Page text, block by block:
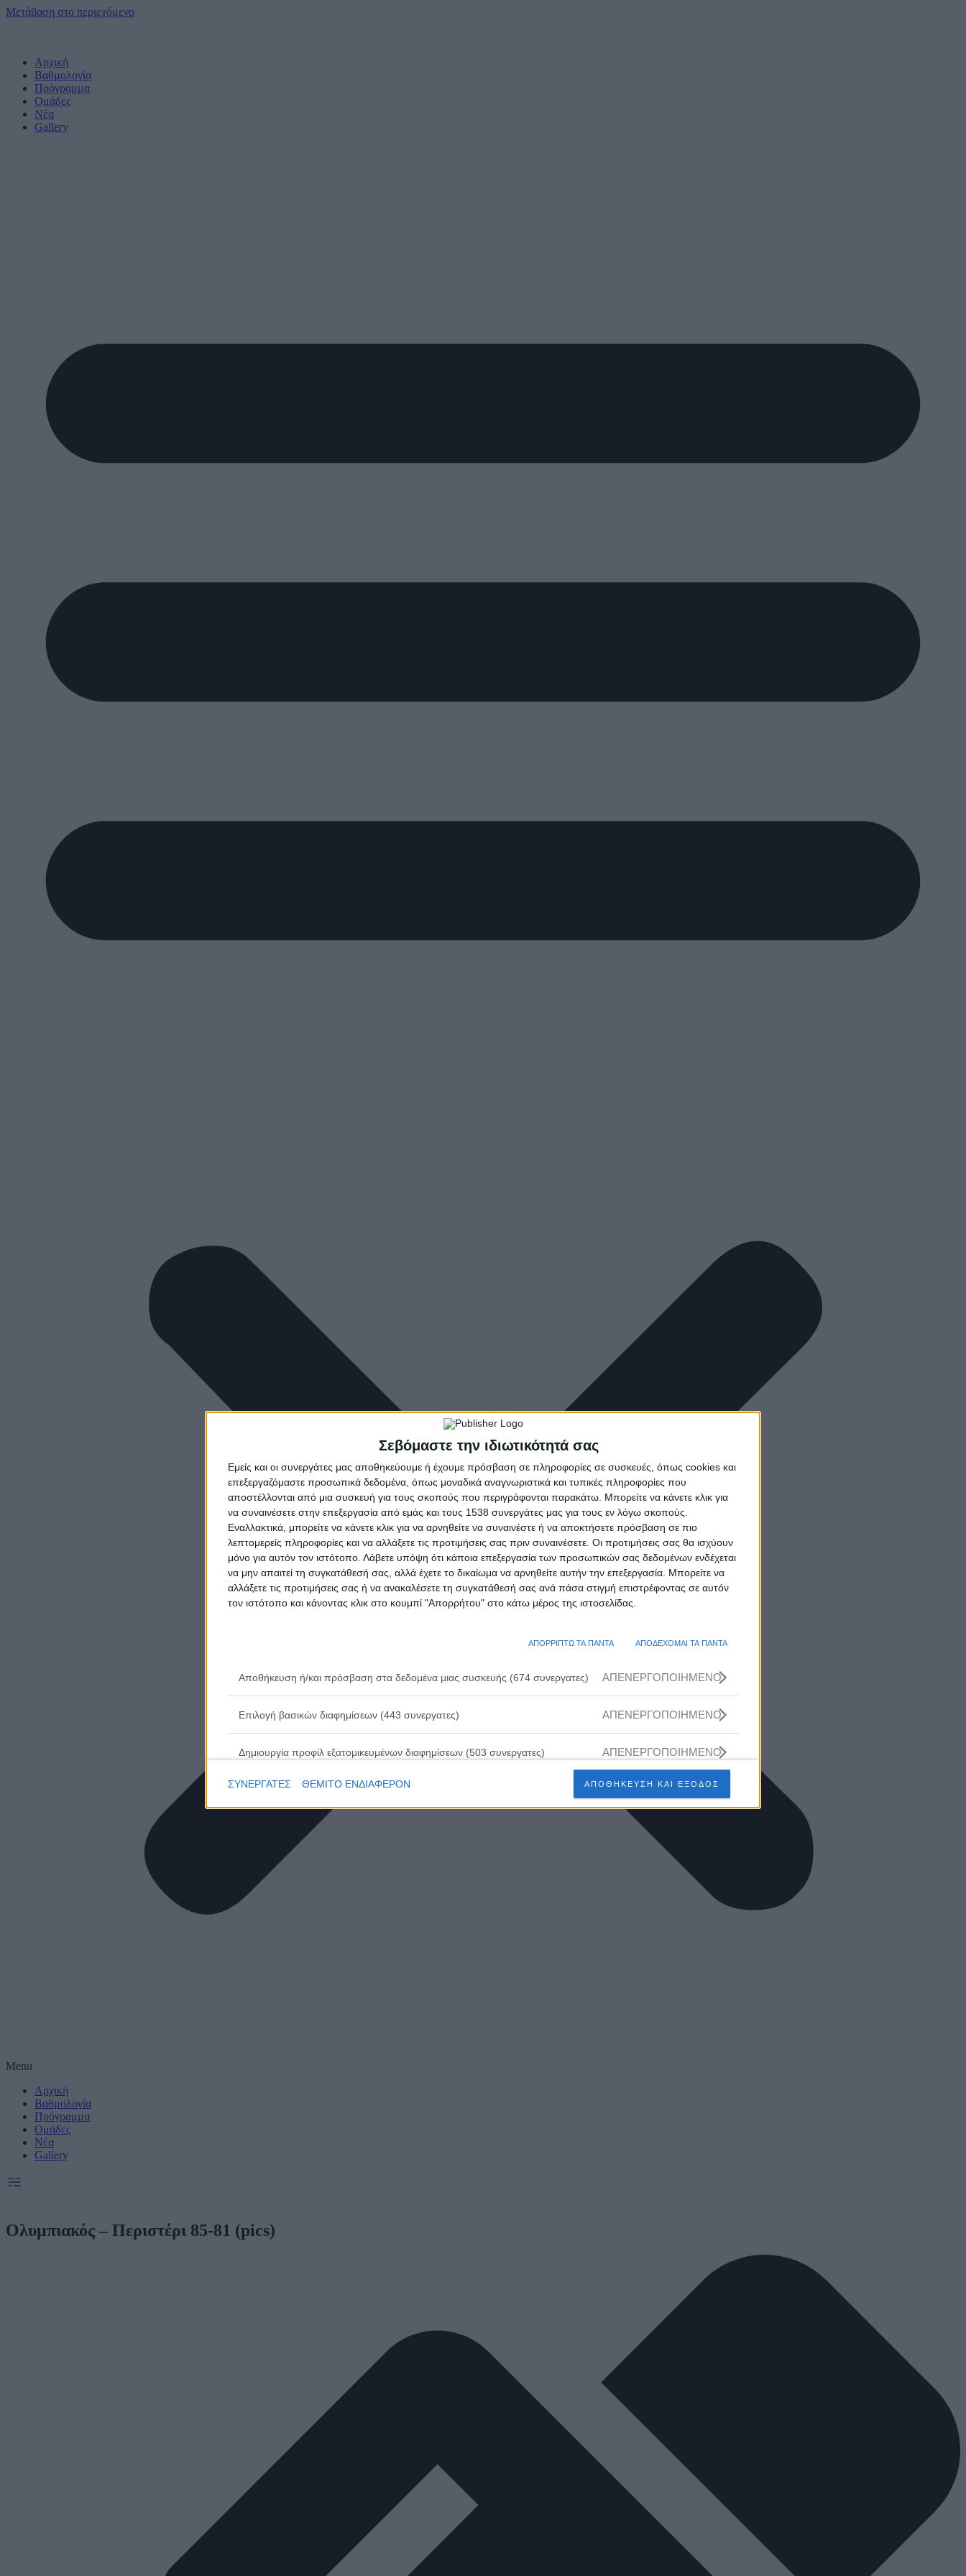
Σεβόμαστε την ιδιωτικότητά σας
Εμείς και οι συνεργάτες μας αποθηκεύουμε ή έχουμε πρόσβαση σε πληροφορίες σε συσκευές, όπως cookies και
επεξεργαζόμαστε προσωπικά δεδομένα, όπως μοναδικά αναγνωριστικά και τυπικές πληροφορίες που
αποστέλλονται από μια συσκευή για τους σκοπούς που περιγράφονται παρακάτω. Μπορείτε να κάνετε κλικ για
να συναινέσετε στην επεξεργασία από εμάς και τους 1538 συνεργάτες μας για τους εν λόγω σκοπούς.
Εναλλακτικά, μπορείτε να κάνετε κλικ για να αρνηθείτε να συναινέστε ή να αποκτήσετε πρόσβαση σε πιο
λεπτομερείς πληροφορίες και να αλλάξετε τις προτιμήσεις σας πριν συναινέσετε. Οι προτιμήσεις σας θα ισχύουν
μόνο για αυτόν τον ιστότοπο. Λάβετε υπόψη ότι κάποια επεξεργασία των προσωπικών σας δεδομένων ενδέχεται
να μην απαιτεί τη συγκατάθεσή σας, αλλά έχετε το δικαίωμα να αρνηθείτε αυτήν την επεξεργασία. Μπορείτε να
αλλάξετε τις προτιμήσεις σας ή να ανακαλέσετε τη συγκατάθεσή σας ανά πάσα στιγμή επιστρέφοντας σε αυτόν
τον ιστότοπο και κάνοντας κλικ στο κουμπί "Απορρήτου" στο κάτω μέρος της ιστοσελίδας.
ΑΠΟΡΡΙΠΤΩ ΤΑ ΠΑΝΤΑ ΑΠΟΔΕΧΟΜΑΙ ΤΑ ΠΑΝΤΑ
Αποθήκευση ή/και πρόσβαση στα δεδομένα μιας συσκευής (674 συνεργατες) ΑΠΕΝΕΡΓΟΠΟΙΗΜΕΝΟ
Επιλογή βασικών διαφημίσεων (443 συνεργατες) ΑΠΕΝΕΡΓΟΠΟΙΗΜΕΝΟ
Δημιουργία προφίλ εξατομικευμένων διαφημίσεων (503 συνεργατες) ΑΠΕΝΕΡΓΟΠΟΙΗΜΕΝΟ
Επιλογή εξατομικευμένων διαφημίσεων (502 συνεργατες) ΑΠΕΝΕΡΓΟΠΟΙΗΜΕΝΟ
Δημιουργία προφίλ εξατομικευμένου περιεχομένου (230 συνεργατες) ΑΠΕΝΕΡΓΟΠΟΙΗΜΕΝΟ
Επιλογή εξατομικευμένου περιεχομένου (210 συνεργατες) ΑΠΕΝΕΡΓΟΠΟΙΗΜΕΝΟ
Μέτρηση απόδοσης διαφημίσεων (466 συνεργατες) ΑΠΕΝΕΡΓΟΠΟΙΗΜΕΝΟ
ΣΥΝΕΡΓΑΤΕΣ ΘΕΜΙΤΟ ΕΝΔΙΑΦΕΡΟΝ ΑΠΟΘΗΚΕΥΣΗ ΚΑΙ ΕΞΟΔΟΣ
Μετάβαση στο περιεχόμενο
Αρχική
Βαθμολογία
Πρόγραμμα
Ομάδες
Νέα
Gallery
Menu
Αρχική
Βαθμολογία
Πρόγραμμα
Ομάδες
Νέα
Gallery
Ολυμπιακός – Περιστέρι 85-81 (pics)